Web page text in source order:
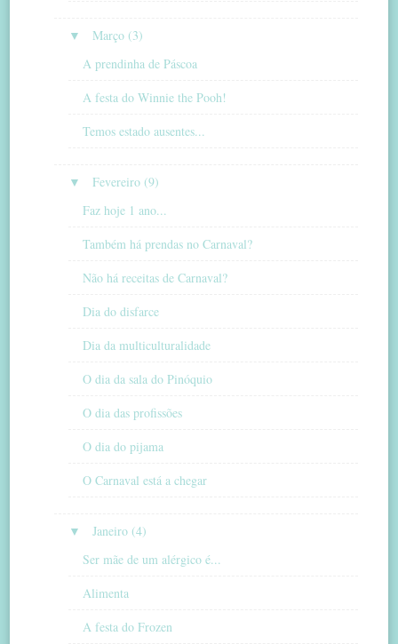
▼
Março (3)
A prendinha de Páscoa
A festa do Winnie the Pooh!
Temos estado ausentes...
▼
Fevereiro (9)
Faz hoje 1 ano...
Também há prendas no Carnaval?
Não há receitas de Carnaval?
Dia do disfarce
Dia da multiculturalidade
O dia da sala do Pinóquio
O dia das profissões
O dia do pijama
O Carnaval está a chegar
▼
Janeiro (4)
Ser mãe de um alérgico é...
Alimenta
A festa do Frozen